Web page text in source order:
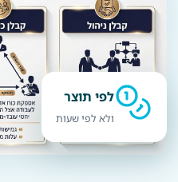
לפי תוצר
ולא לפי שעות